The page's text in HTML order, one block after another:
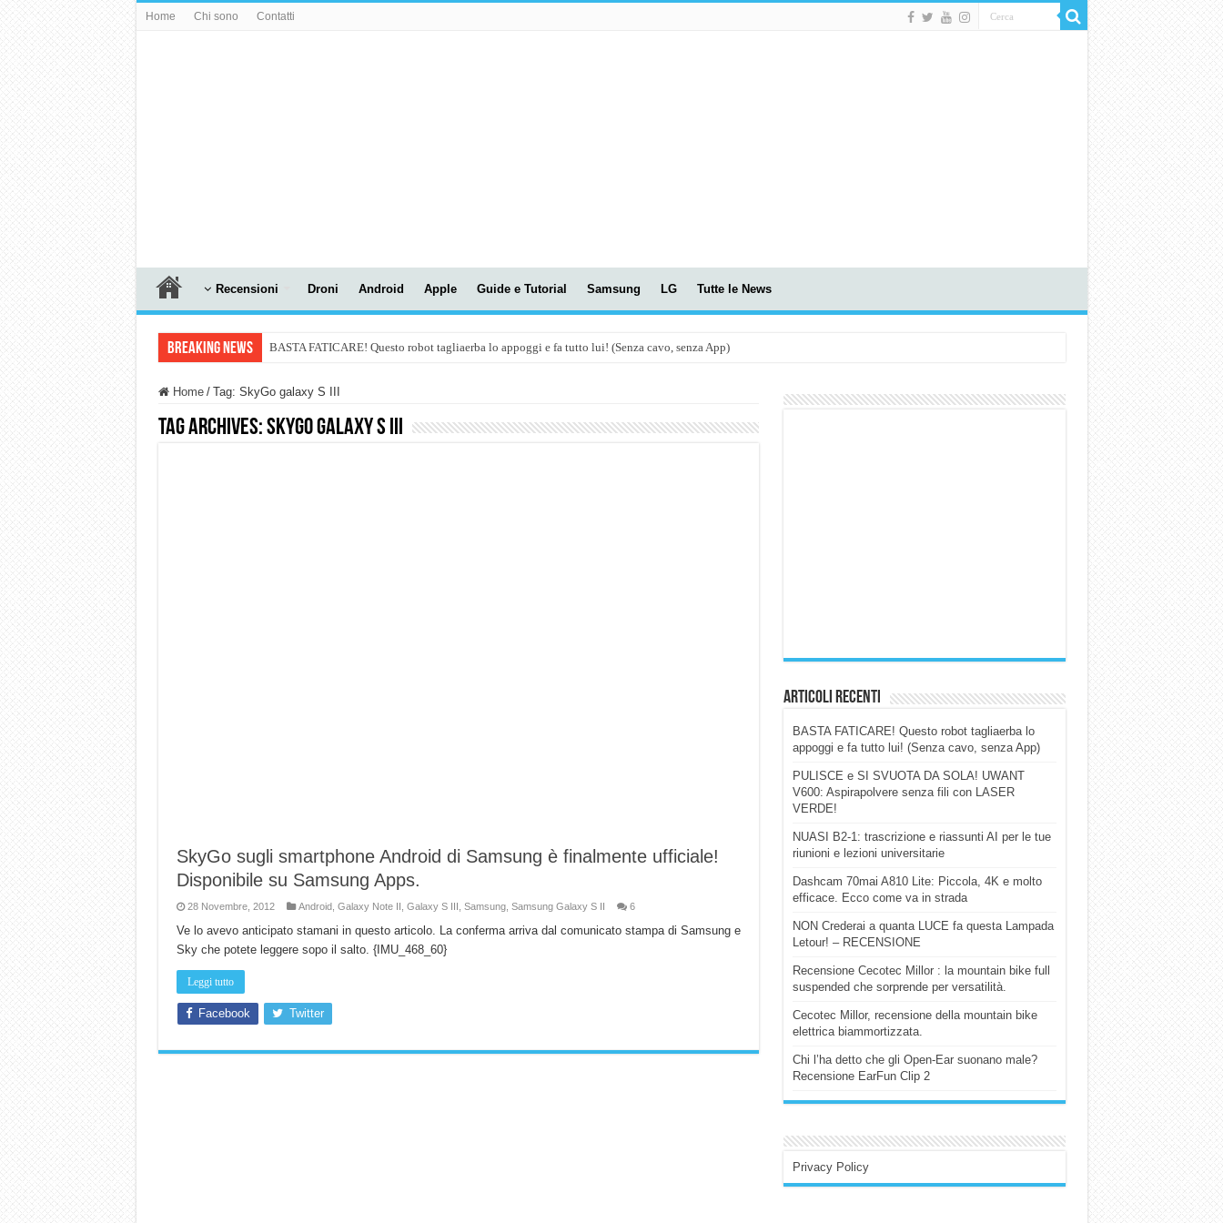
Home Chi sono Contatti
Recensioni Droni Android Apple Guide e Tutorial Samsung LG Tutte le News
Breaking News BASTA FATICARE! Questo robot tagliaerba lo appoggi e fa tutto lui! (Senza cavo, senza App)
Dashcam 70mai A810 Lite: Piccola, 4K e molto efficace. Ecco come va in strada
Home / Tag: SkyGo galaxy S III
Tag Archives:SkyGo galaxy S III
SkyGo sugli smartphone Android di Samsung è finalmente ufficiale!
Disponibile su Samsung Apps.
28 Novembre, 2012 Android, Galaxy Note II Galaxy S III Samsung, Samsung Galaxy S II 6
Ve lo avevo anticipato stamani in questo articolo. La conferma arriva dal comunicato stampa di Samsung e
Sky che potete leggere sopo il salto. {IMU_468_60}
Leggi tutto
Facebook Twitter
Articoli Recenti
BASTA FATICARE! Questo robot tagliaerba lo
appoggi e fa tutto lui! (Senza cavo, senza App)
PULISCE e SI SVUOTA DA SOLA! UWANT
V600: Aspirapolvere senza fili con LASER
VERDE!
NUASI B2-1: trascrizione e riassunti AI per le tue
riunioni e lezioni universitarie
Dashcam 70mai A810 Lite: Piccola, 4K e molto
efficace. Ecco come va in strada
NON Crederai a quanta LUCE fa questa Lampada
Letour! – RECENSIONE
Recensione Cecotec Millor : la mountain bike full
suspended che sorprende per versatilità.
Cecotec Millor, recensione della mountain bike
elettrica biammortizzata.
Chi l’ha detto che gli Open-Ear suonano male?
Recensione EarFun Clip 2
Privacy Policy